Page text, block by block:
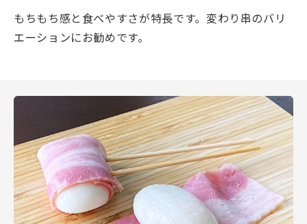
もちもち感と食べやすさが特長です。変わり串のバリ
エーションにお勧めです。